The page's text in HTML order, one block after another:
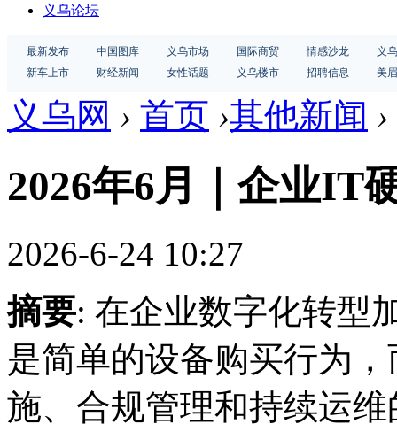
义乌论坛
最新发布 中国图库 义乌市场 国际商贸 情感沙龙
义
新车上市
财经新闻 女性话题 义乌楼市 招聘信息 美
义乌网 › 首页 ›其他新闻 ›
2026年6月｜企业IT
2026-6-24 10:27
摘要: 在企业数字化转型
是简单的设备购买行为
施、合规管理和持续运